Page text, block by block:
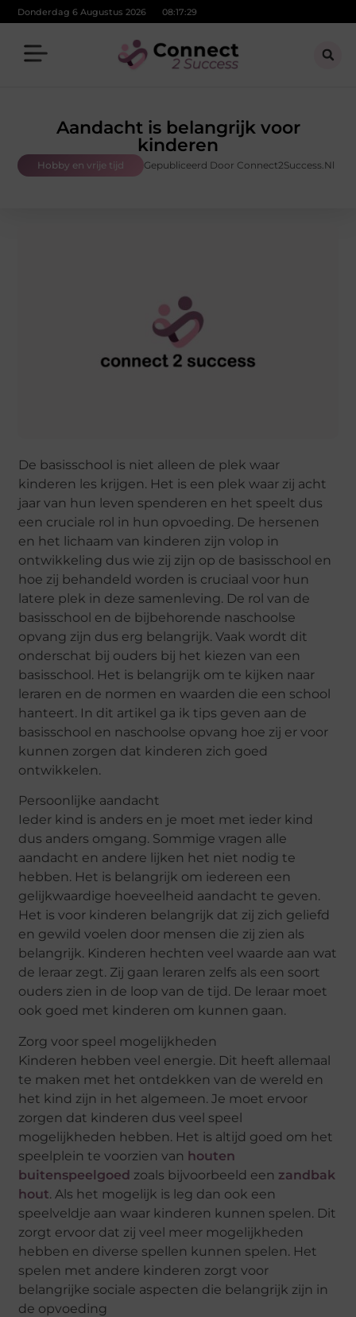
Donderdag 6 Augustus 2026 08:17:30
Aandacht is belangrijk voor
kinderen
Hobby en vrije tijd Gepubliceerd Door Connect2Success.nl
De basisschool is niet alleen de plek waar
kinderen les krijgen. Het is een plek waar zij acht
jaar van hun leven spenderen en het speelt dus
een cruciale rol in hun opvoeding. De hersenen
en het lichaam van kinderen zijn volop in
ontwikkeling dus wie zij zijn op de basisschool en
hoe zij behandeld worden is cruciaal voor hun
latere plek in deze samenleving. De rol van de
basisschool en de bijbehorende naschoolse
opvang zijn dus erg belangrijk. Vaak wordt dit
onderschat bij ouders bij het kiezen van een
basisschool. Het is belangrijk om te kijken naar
leraren en de normen en waarden die een school
hanteert. In dit artikel ga ik tips geven aan de
basisschool en naschoolse opvang hoe zij er voor
kunnen zorgen dat kinderen zich goed
ontwikkelen.
Persoonlijke aandacht
Ieder kind is anders en je moet met ieder kind
dus anders omgang. Sommige vragen alle
aandacht en andere lijken het niet nodig te
hebben. Het is belangrijk om iedereen een
gelijkwaardige hoeveelheid aandacht te geven.
Het is voor kinderen belangrijk dat zij zich geliefd
en gewild voelen door mensen die zij zien als
belangrijk. Kinderen hechten veel waarde aan wat
de leraar zegt. Zij gaan leraren zelfs als een soort
ouders zien in de loop van de tijd. De leraar moet
ook goed met kinderen om kunnen gaan.
Zorg voor speel mogelijkheden
Kinderen hebben veel energie. Dit heeft allemaal
te maken met het ontdekken van de wereld en
het kind zijn in het algemeen. Je moet ervoor
zorgen dat kinderen dus veel speel
mogelijkheden hebben. Het is altijd goed om het
speelplein te voorzien van houten
buitenspeelgoed zoals bijvoorbeeld een zandbak
hout. Als het mogelijk is leg dan ook een
speelveldje aan waar kinderen kunnen spelen. Dit
zorgt ervoor dat zij veel meer mogelijkheden
hebben en diverse spellen kunnen spelen. Het
spelen met andere kinderen zorgt voor
belangrijke sociale aspecten die belangrijk zijn in
de opvoeding